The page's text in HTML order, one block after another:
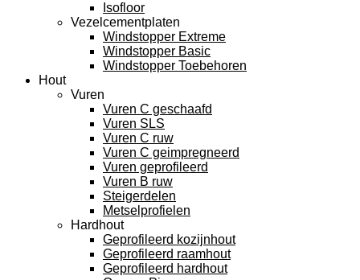
Isofloor
Vezelcementplaten
Windstopper Extreme
Windstopper Basic
Windstopper Toebehoren
Hout
Vuren
Vuren C geschaafd
Vuren SLS
Vuren C ruw
Vuren C geimpregneerd
Vuren geprofileerd
Vuren B ruw
Steigerdelen
Metselprofielen
Hardhout
Geprofileerd kozijnhout
Geprofileerd raamhout
Geprofileerd hardhout